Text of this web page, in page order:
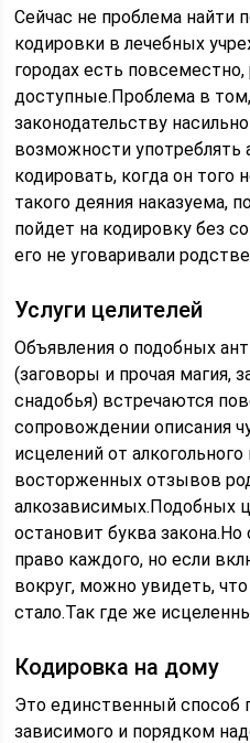
Сейчас не проблема найти
кодировки в лечебных
городах есть
доступные.Проблема в
законодательству
возможности употреблять
кодировать, когда он того
такого деяния наказуема,
пойдет на кодировку без
его не уговаривали
Услуги целителей
Объявления о подобных
(заговоры и прочая магия,
снадобья) встречаются
сопровождении описания
исцелений от
восторженных отзывов
алкозависимых.Подобных
остановит буква
право каждого, но если
вокруг, можно увидеть,
стало.Так где же
Кодировка на дому
Это единственный способ
зависимого и порядком